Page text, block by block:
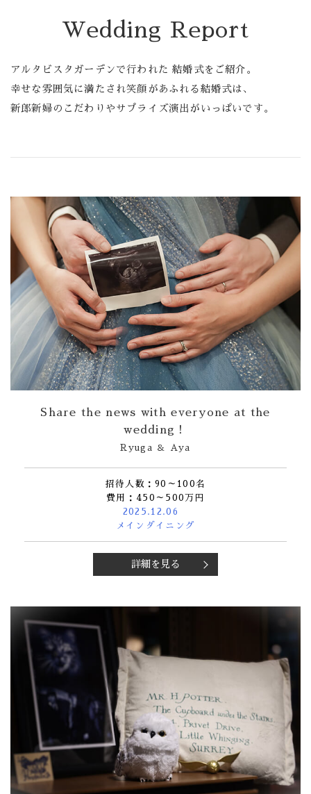
Best Rate
よくある質問
Party Report
Party
フロアガイド
ギャラリー
アクセス
紹介キャンペーン
採用情報
成約者サイト
Bridal Fair
Facebook Wedding Restaurant Youtube
Wedding Report
アルタビスタガーデンで行われた 結婚式をご紹介。
幸せな雰囲気に満たされ笑顔があふれる結婚式は、
新郎新婦のこだわりやサプライズ演出がいっぱいです。
Share the news with everyone at the
wedding！
Ryuga ＆ Aya
招待人数：90～100名
費用：450～500万円
2025.12.06
メインダイニング
詳細を見る